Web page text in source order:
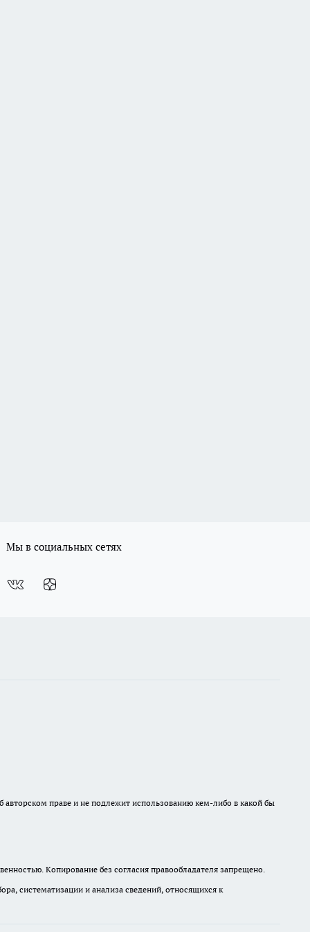
Мы в социальных сетях
авторском праве и не подлежит использованию кем-либо в какой бы
Копирование без согласия правообладателя запрещено.
систематизации и анализа сведений, относящихся к